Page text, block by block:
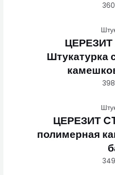
ЦЕРЕЗИТ
Штукатурка
ЦЕРЕЗИТ
полимерная